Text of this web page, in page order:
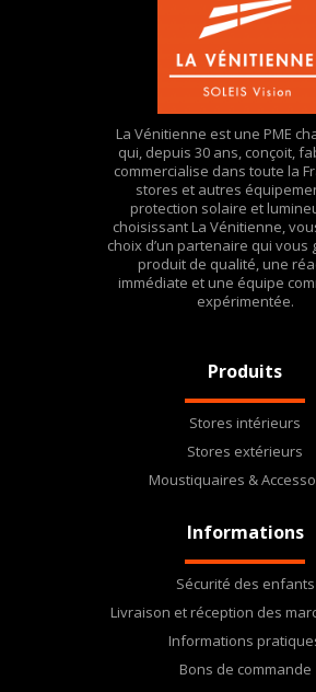
La Vénitienne est une PME
qui, depuis 30 ans, conçoit,
commercialise dans toute la
stores et autres
protection solaire et
choisissant La Vénitienne,
choix d’un partenaire qui vous
produit de qualité, une
immédiate et une équipe
expérimentée.
Produits
Stores intérieurs
Stores extérieurs
Moustiquaires &
Informations
Sécurité des enfants
Livraison et réception des
Informations
Bons de commande